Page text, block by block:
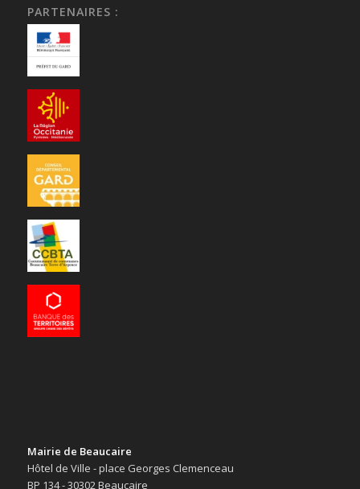
PARTENAIRES :
Mairie de Beaucaire
Hôtel de Ville - place Georges Clemenceau
BP 134 - 30302 Beaucaire